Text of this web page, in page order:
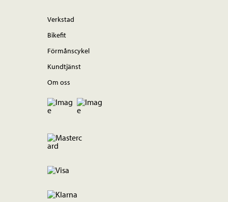
Verkstad
Bikefit
Förmånscykel
Kundtjänst
Om oss